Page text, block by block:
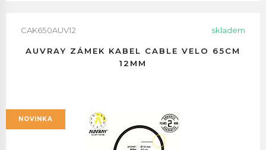
CAK650AUV12 skladem
AUVRAY ZÁMEK KABEL CABLE VELO 65CM
12MM
NOVINKA